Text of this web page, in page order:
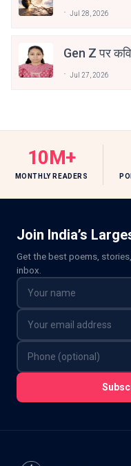
Jul 28, 2026
Gen Z पर
Jul 27, 2026
10M+
MONTHLY READERS
Join India’s
Get the best poems,
inbox.